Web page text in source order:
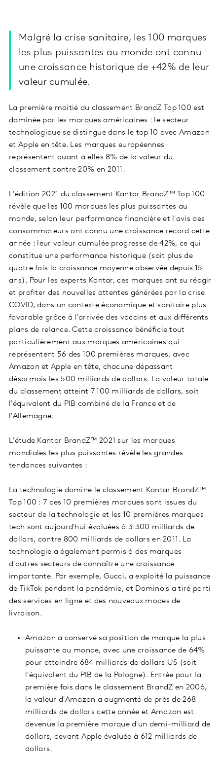
Malgré la crise sanitaire, les 100 marques
les plus puissantes au monde ont connu
une croissance historique de +42% de leur
valeur cumulée.
La première moitié du classement BrandZ Top 100 est
dominée par les marques américaines : le secteur
technologique se distingue dans le top 10 avec Amazon
et Apple en tête. Les marques européennes
représentent quant à elles 8% de la valeur du
classement contre 20% en 2011.
L'édition 2021 du classement Kantar BrandZ™ Top 100
révèle que les 100 marques les plus puissantes au
monde, selon leur performance financière et l'avis des
consommateurs ont connu une croissance record cette
année : leur valeur cumulée progresse de 42%, ce qui
constitue une performance historique (soit plus de
quatre fois la croissance moyenne observée depuis 15
ans). Pour les experts Kantar, ces marques ont su réagir
et profiter des nouvelles attentes générées par la crise
COVID, dans un contexte économique et sanitaire plus
favorable grâce à l'arrivée des vaccins et aux différents
plans de relance. Cette croissance bénéficie tout
particulièrement aux marques américaines qui
représentent 56 des 100 premières marques, avec
Amazon et Apple en tête, chacune dépassant
désormais les 500 milliards de dollars. La valeur totale
du classement atteint 7 100 milliards de dollars, soit
l'équivalent du PIB combiné de la France et de
l'Allemagne.
L'étude Kantar BrandZ™ 2021 sur les marques
mondiales les plus puissantes révèle les grandes
tendances suivantes :
La technologie domine le classement Kantar BrandZ™
Top 100 : 7 des 10 premières marques sont issues du
secteur de la technologie et les 10 premières marques
tech sont aujourd'hui évaluées à 3 300 milliards de
dollars, contre 800 milliards de dollars en 2011. La
technologie a également permis à des marques
d'autres secteurs de connaître une croissance
importante. Par exemple, Gucci, a exploité la puissance
de TikTok pendant la pandémie, et Domino's a tiré parti
des services en ligne et des nouveaux modes de
livraison.
Amazon a conservé sa position de marque la plus
puissante au monde, avec une croissance de 64%
pour atteindre 684 milliards de dollars US (soit
l'équivalent du PIB de la Pologne). Entrée pour la
première fois dans le classement BrandZ en 2006,
la valeur d'Amazon a augmenté de près de 268
milliards de dollars cette année et Amazon est
devenue la première marque d'un demi-milliard de
dollars, devant Apple évaluée à 612 milliards de
dollars.